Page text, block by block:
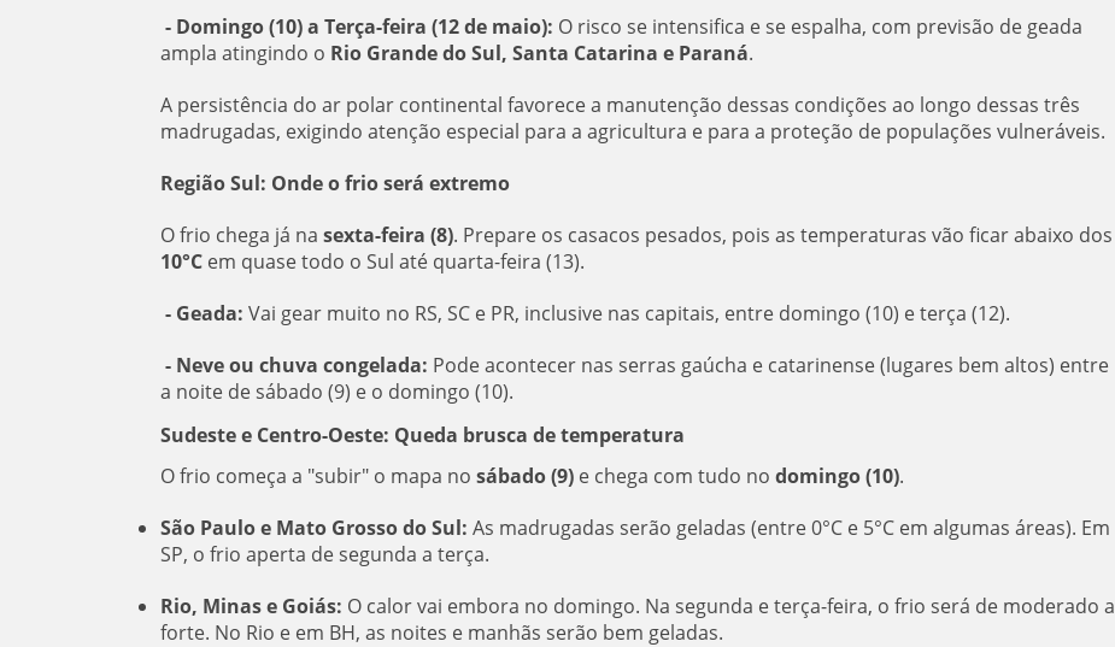
- Domingo (10) a Terça-feira (12 de maio): O risco se intensifica e se espalha, com previsão de geada
ampla atingindo o Rio Grande do Sul, Santa Catarina e Paraná.
A persistência do ar polar continental favorece a manutenção dessas condições ao longo dessas três
madrugadas, exigindo atenção especial para a agricultura e para a proteção de populações vulneráveis.
Região Sul: Onde o frio será extremo
O frio chega já na sexta-feira (8). Prepare os casacos pesados, pois as temperaturas vão ficar abaixo dos
10°Cem quase todo o Sul até quarta-feira (13).
- Geada: Vai gear muito no RS, SC e PR, inclusive nas capitais, entre domingo (10) e terça (12).
- Neve ou chuva congelada: Pode acontecer nas serras gaúcha e catarinense (lugares bem altos) entre
a noite de sábado (9) e o domingo (10).
Sudeste e Centro-Oeste: Queda brusca de temperatura
O frio começa a "subir" o mapa no sábado (9)e chega com tudo no domingo (10).
São Paulo e Mato Grosso do Sul: As madrugadas serão geladas (entre 0°C e 5°C em algumas áreas). Em
SP, o frio aperta de segunda a terça.
Rio, Minas e Goiás: O calor vai embora no domingo. Na segunda e terça-feira, o frio será de moderado a
forte. No Rio e em BH, as noites e manhãs serão bem geladas.